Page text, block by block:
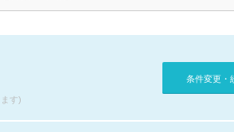
す)
条件変更・